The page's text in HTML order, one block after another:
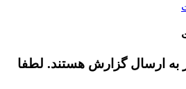
به ارسال گزارش هستند. لطفا